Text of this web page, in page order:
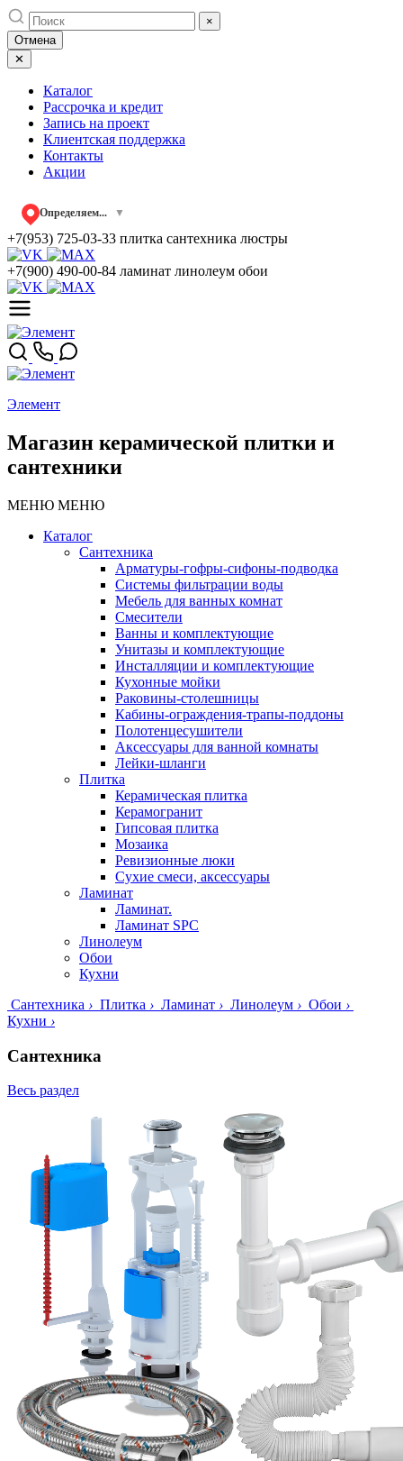
Skip
to
content
×
Отмена
✕
Каталог
Рассрочка и кредит
Запись на проект
Клиентская поддержка
Контакты
Акции
Определяем... ▼
+7(953) 725-03-33 плитка сантехника люстры
+7(900) 490-00-84 ламинат линолеум обои
Элемент
Магазин керамической плитки и
сантехники
МЕНЮ МЕНЮ
Каталог
Сантехника
Арматуры-гофры-сифоны-подводка
Системы фильтрации воды
Мебель для ванных комнат
Смесители
Ванны и комплектующие
Унитазы и комплектующие
Инсталляции и комплектующие
Кухонные мойки
Раковины-столешницы
Кабины-ограждения-трапы-поддоны
Полотенцесушители
Аксессуары для ванной комнаты
Лейки-шланги
Плитка
Керамическая плитка
Керамогранит
Гипсовая плитка
Мозаика
Ревизионные люки
Сухие смеси, аксессуары
Ламинат
Ламинат.
Ламинат SPC
Линолеум
Обои
Кухни
Сантехника › Плитка › Ламинат › Линолеум › Обои ›
Кухни ›
Сантехника
Весь раздел